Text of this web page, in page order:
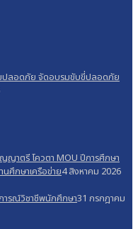
ปลอดภัย จัดอบรมขับขี่ปลอดภัย
าตรี โควตา MOU ปีการศึกษา
ศึกษาเครือข่าย4 สิงหาคม 2026
ารณ์วิชาชีพนักศึกษา31 กรกฎาคม